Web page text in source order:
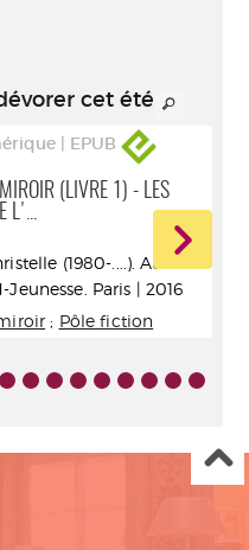
cet été
| EPUB
(LIVRE 1) - LES
L'...
(1980-....). Auteur
Paris | 2016
; Pôle fiction